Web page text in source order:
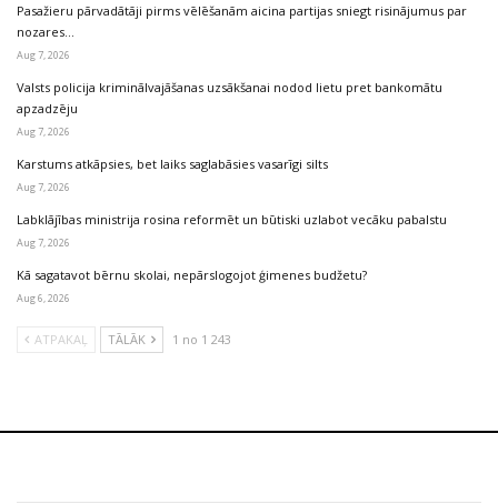
Pasažieru pārvadātāji pirms vēlēšanām aicina partijas sniegt risinājumus par
nozares…
Aug 7, 2026
Valsts policija kriminālvajāšanas uzsākšanai nodod lietu pret bankomātu
apzadzēju
Aug 7, 2026
Karstums atkāpsies, bet laiks saglabāsies vasarīgi silts
Aug 7, 2026
Labklājības ministrija rosina reformēt un būtiski uzlabot vecāku pabalstu
Aug 7, 2026
Kā sagatavot bērnu skolai, nepārslogojot ģimenes budžetu?
Aug 6, 2026
ATPAKAĻ TĀLĀK 1 no 1 243